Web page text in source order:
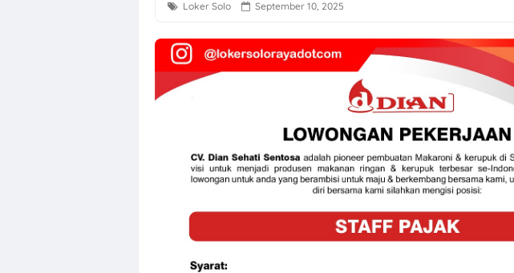
Loker Host Live Malam di Setulus Signature
Loker Telecustomer Service, Deskcollection
Loker Bulan Agustus 2026 di PT Sakti
Loker Solo Raya Minimal Lulusan SMK di
OSS BSB Semarang Hiring Helper, Driver,
Lowongan Kerja Staff Toko Putra Lestari di
Loker Solo September 10, 2025